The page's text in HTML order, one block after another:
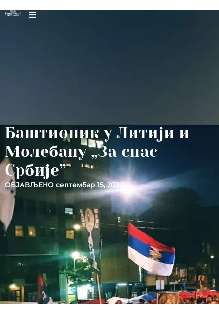
Баштионик у Литији и
Молебану „За спас
Србије”
ОБЈАВЉЕНО септембар 15, 2022